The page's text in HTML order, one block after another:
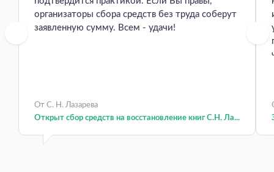
организаторы сбора средств без труда соберут
заявленную сумму. Всем - удачи!
От С. Н. Лазарева
Открыт сбор средств на восстановление книг С.Н. Ла...